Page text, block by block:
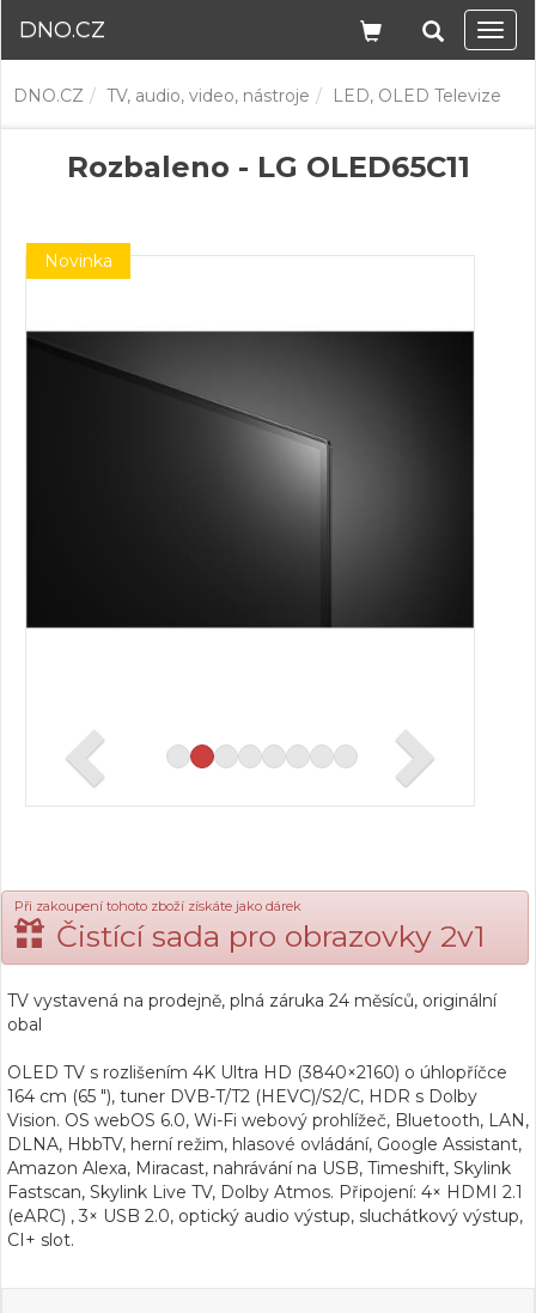
DNO.CZ
DNO.CZ TV, audio, video, nástroje LED, OLED Televize
Rozbaleno - LG OLED65C11
Novinka
Při zakoupení tohoto zboží získáte jako dárek
Čistící sada pro obrazovky 2v1
TV vystavená na prodejně, plná záruka 24 měsíců, originální
obal
OLED TV s rozlišením 4K Ultra HD (3840×2160) o úhlopříčce
164 cm (65 "), tuner DVB-T/T2 (HEVC)/S2/C, HDR s Dolby
Vision. OS webOS 6.0, Wi-Fi webový prohlížeč, Bluetooth, LAN,
DLNA, HbbTV, herní režim, hlasové ovládání, Google Assistant,
Amazon Alexa, Miracast, nahrávání na USB, Timeshift, Skylink
Fastscan, Skylink Live TV, Dolby Atmos. Připojení: 4× HDMI 2.1
(eARC) , 3× USB 2.0, optický audio výstup, sluchátkový výstup,
CI+ slot.